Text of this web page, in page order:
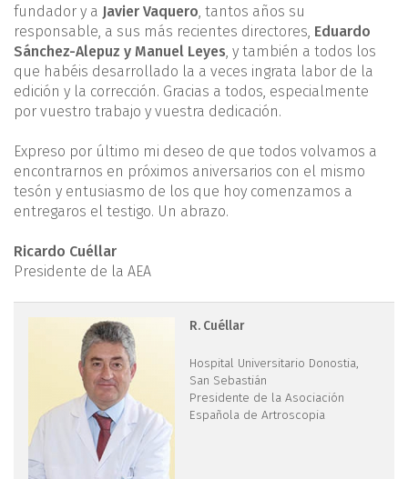
fundador y a Javier Vaquero, tantos años su
responsable, a sus más recientes directores, Eduardo
Sánchez-Alepuz y Manuel Leyes, y también a todos los
que habéis desarrollado la a veces ingrata labor de la
edición y la corrección. Gracias a todos, especialmente
por vuestro trabajo y vuestra dedicación.
Expreso por último mi deseo de que todos volvamos a
encontrarnos en próximos aniversarios con el mismo
tesón y entusiasmo de los que hoy comenzamos a
entregaros el testigo. Un abrazo.
Ricardo Cuéllar
Presidente de la AEA
1.jpg R. Cuéllar
Hospital Universitario Donostia,
San Sebastián
Presidente de la Asociación
Española de Artroscopia